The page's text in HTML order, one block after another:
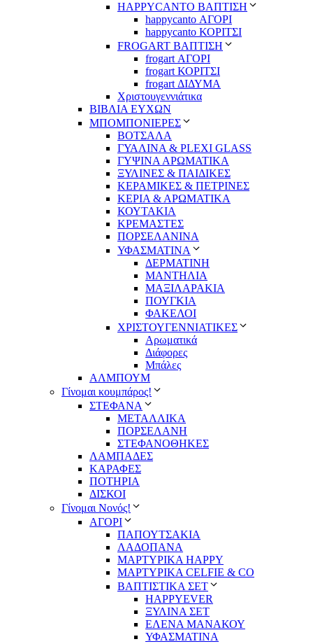
HAPPYCANTO ΒΑΠΤΙΣΗ
happycanto ΑΓΟΡΙ
happycanto ΚΟΡΙΤΣΙ
FROGART ΒΑΠΤΙΣΗ
frogart ΑΓΟΡΙ
frogart ΚΟΡΙΤΣΙ
frogart ΔΙΔΥΜΑ
Χριστουγεννιάτικα
ΒΙΒΛΙΑ ΕΥΧΩΝ
ΜΠΟΜΠΟΝΙΕΡΕΣ
ΒΟΤΣΑΛΑ
ΓΥΑΛΙΝΑ & PLEXI GLASS
ΓΥΨΙΝΑ ΑΡΩΜΑΤΙΚΑ
ΞΥΛΙΝΕΣ & ΠΑΙΔΙΚΕΣ
ΚΕΡΑΜΙΚΕΣ & ΠΕΤΡΙΝΕΣ
ΚΕΡΙΑ & ΑΡΩΜΑΤΙΚΑ
ΚΟΥΤΑΚΙΑ
ΚΡΕΜΑΣΤΕΣ
ΠΟΡΣΕΛΑΝΙΝΑ
ΥΦΑΣΜΑΤΙΝA
ΔΕΡΜΑΤΙΝΗ
ΜΑΝΤΗΛΙΑ
ΜΑΞΙΛΑΡΑΚΙΑ
ΠΟΥΓΚΙΑ
ΦΑΚΕΛΟΙ
ΧΡΙΣΤΟΥΓΕΝΝΙΑΤΙΚΕΣ
Αρωματικά
Διάφορες
Μπάλες
ΑΛΜΠΟΥΜ
Γίνομαι κουμπάρος!
ΣΤΕΦΑΝΑ
ΜΕΤΑΛΛΙΚΑ
ΠΟΡΣΕΛΑΝΗ
ΣΤΕΦΑΝΟΘΗΚΕΣ
ΛΑΜΠΑΔΕΣ
ΚΑΡΑΦΕΣ
ΠΟΤΗΡΙΑ
ΔΙΣΚΟΙ
Γίνομαι Νονός!
ΑΓΟΡΙ
ΠΑΠΟΥΤΣΑΚΙΑ
ΛΑΔΟΠΑΝΑ
ΜΑΡΤΥΡΙΚΑ HAPPY
ΜΑΡΤΥΡΙΚΑ CELFIE & CO
ΒΑΠΤΙΣΤΙΚΑ ΣΕΤ
HAPPYEVER
ΞΥΛΙΝΑ ΣΕΤ
ΕΛΕΝΑ ΜΑΝΑΚΟΥ
ΥΦΑΣΜΑΤΙΝΑ